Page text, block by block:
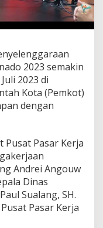
2023 semakin
2023 di
Kota (Pemkot)
dengan
Pusat Pasar Kerja
Andrei Angouw
Dinas
Sualang, SH.
Pasar Kerja